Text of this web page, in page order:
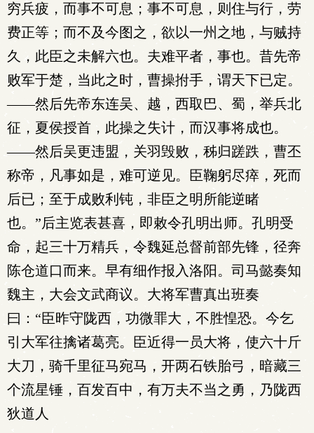
穷兵疲，而事不可息；事不可息，则住与行，劳
费正等；而不及今图之，欲以一州之地，与贼持
久，此臣之未解六也。夫难平者，事也。昔先帝
败军于楚，当此之时，曹操拊手，谓天下已定。
——然后先帝东连吴、越，西取巴、蜀，举兵北
征，夏侯授首，此操之失计，而汉事将成也。
——然后吴更违盟，关羽毁败，秭归蹉跌，曹丕
称帝，凡事如是，难可逆见。臣鞠躬尽瘁，死而
后已；至于成败利钝，非臣之明所能逆睹
也。”后主览表甚喜，即敕令孔明出师。孔明受
命，起三十万精兵，令魏延总督前部先锋，径奔
陈仓道口而来。早有细作报入洛阳。司马懿奏知
魏主，大会文武商议。大将军曹真出班奏
曰：“臣昨守陇西，功微罪大，不胜惶恐。今乞
引大军往擒诸葛亮。臣近得一员大将，使六十斤
大刀，骑千里征马宛马，开两石铁胎弓，暗藏三
个流星锤，百发百中，有万夫不当之勇，乃陇西
狄道人